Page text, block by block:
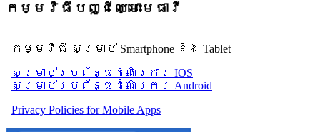
កម្មវិធីបញ្ជីឈ្មោះមេធាវី
កម្មវិធី សម្រាប់ Smartphone និង Tablet
សម្រាប់​ប្រព័ន្ធដំណើរការ IOS
សម្រាប់​ប្រព័ន្ធដំណើរការ Android
Privacy Policies for Mobile Apps